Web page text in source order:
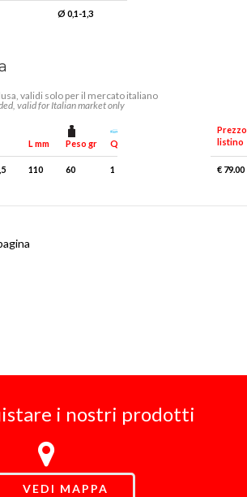
Ø 0,1-1,3
validi solo per il mercato italiano
valid for Italian market only
L mm Peso gr Q.tà x conf.
Prezzo
listino
110 60 1 € 79.00
i nostri prodotti
VEDI MAPPA